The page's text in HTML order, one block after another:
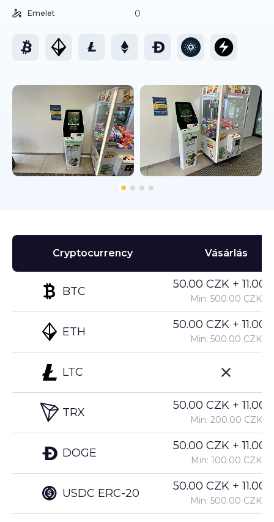
Emelet 0
Cryptocurrency
BTC
ETH
LTC
TRX
DOGE
USDC ERC-20
Vásárlás
50.00 CZK +
Min: 500.00 CZK
50.00 CZK +
Min: 500.00 CZK
50.00 CZK +
Min: 200.00 CZK
50.00 CZK +
Min: 100.00 CZK
50.00 CZK +
Min: 500.00 CZK